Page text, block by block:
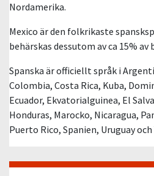
Nordamerika.
Mexico är den folkrikaste
behärskas dessutom av ca 15% av
Spanska är officiellt språk i
Colombia, Costa Rica, Kuba,
Ecuador, Ekvatorialguinea, El
Honduras, Marocko, Nicaragua,
Puerto Rico, Spanien, Uruguay och